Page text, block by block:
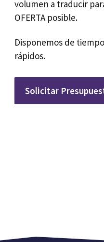
volumen a traducir
OFERTA posible.
Disponemos de
rápidos.
Solicitar